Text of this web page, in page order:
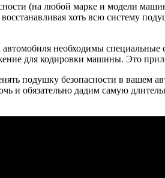
(на любой марке и модели
хоть всю систему
необходимы
для кодировки машины. Это
подушку безопасности в вашем
и обязательно дадим самую